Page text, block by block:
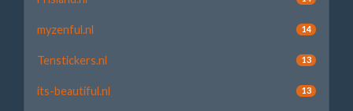
myzenful.nl 14
Tenstickers.nl 13
its-beautiful.nl 13